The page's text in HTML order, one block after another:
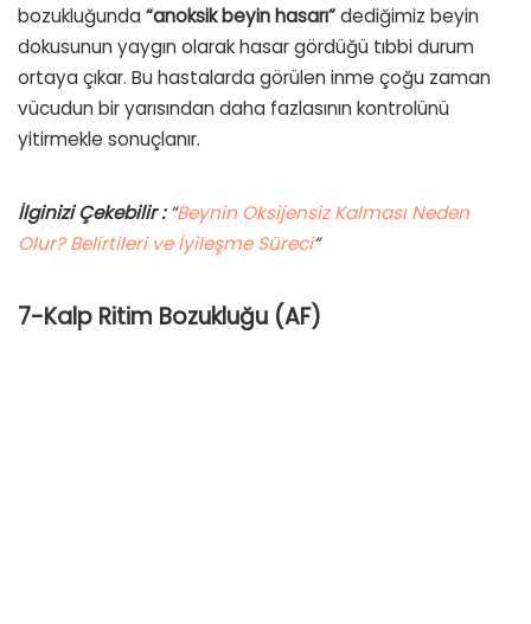
bozukluğunda “anoksik beyin hasarı”dediğimiz beyin
dokusunun yaygın olarak hasar gördüğü tıbbi durum
ortaya çıkar. Bu hastalarda görülen inme çoğu zaman
vücudun bir yarısından daha fazlasının kontrolünü
yitirmekle sonuçlanır.
İlginizi Çekebilir :“Beynin Oksijensiz Kalması Neden
Olur? Belirtileri ve İyileşme Süreci“
7-Kalp Ritim Bozukluğu (AF)